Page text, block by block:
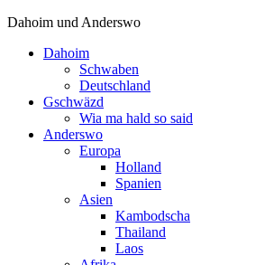
Dahoim und Anderswo
Dahoim
Schwaben
Deutschland
Gschwäzd
Wia ma hald so said
Anderswo
Europa
Holland
Spanien
Asien
Kambodscha
Thailand
Laos